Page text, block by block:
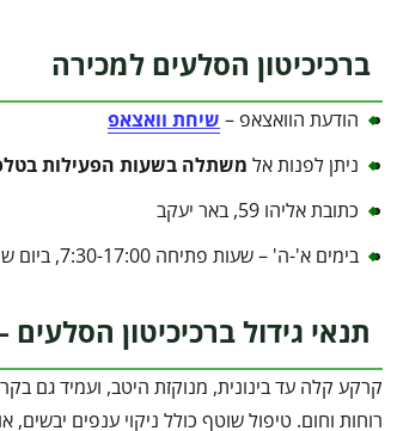
ברכיכיטון הסלעים למכירה
הודעת הוואצאפ – שיחת וואצאפ
ניתן לפנות אל משתלה בשעות הפעילות
כתובת אליהו 59, באר יעקב
בימים א'-ה' – שעות פתיחה 7:30-17:00, ביום שישי מ- 7:30-14:30
תנאי גידול ברכיכיטון הסלעים
רוחות וחום. טיפול שוטף כולל ניקוי ענפים